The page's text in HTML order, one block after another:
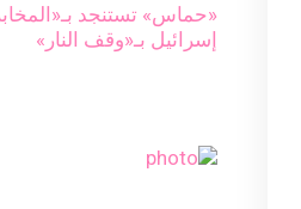
«حماس» تستنجد
إسرائيل بـ«وقف النار»